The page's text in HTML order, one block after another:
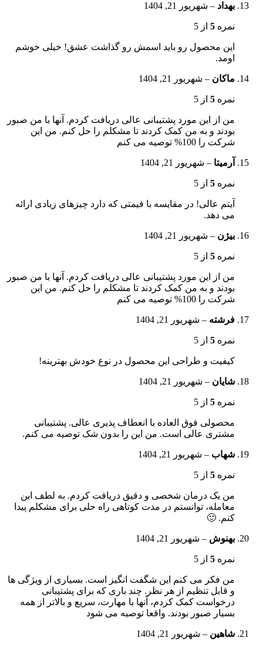
بهداد – شهریور 21, 1404
نمره 5 از 5
این محصول رو باید اسمش رو گذاشت عشق! خیلی خوشم
اومد.
ماکان – شهریور 21, 1404
نمره 5 از 5
من از این مورد پشتیبانی عالی دریافت کردم. آنها با من صبور
بودند و به من کمک کردند تا مشکلم را حل کنم. من این
شرکت را 100% توصیه می کنم
آرمیتا – شهریور 21, 1404
نمره 5 از 5
آیتم عالی! در مقایسه با قیمتی که دارد چیزهای زیادی ارائه
می دهد.
بیژن – شهریور 21, 1404
نمره 5 از 5
من از این مورد پشتیبانی عالی دریافت کردم. آنها با من صبور
بودند و به من کمک کردند تا مشکلم را حل کنم. من این
شرکت را 100% توصیه می کنم
فرشته – شهریور 21, 1404
نمره 5 از 5
کیفیت و طراحی این محصول در نوع خودش بهترینه!
شایان – شهریور 21, 1404
نمره 5 از 5
محصولی فوق العاده با انعطاف پذیری عالی. پشتیبانی
مشتری عالی است. من این را بدون شک توصیه می کنم.
شهاب – شهریور 21, 1404
نمره 5 از 5
من یک درمان شخصی و دقیق دریافت کردم. به لطف این
معامله، توانستم در مدت کوتاهی راه حلی برای مشکلم پیدا
کنم. 🙂
بهنوش – شهریور 21, 1404
نمره 5 از 5
من فکر می کنم این شگفت انگیز است. بسیاری از ویژگی ها
و قابل تنظیم از هر نظر. چند باری که برای پشتیبانی
درخواست کمک کردم، آنها با مهارت، سریع و بالاتر از همه
بسیار صبور بودند. واقعا توصیه می شود
شاهین – شهریور 21, 1404